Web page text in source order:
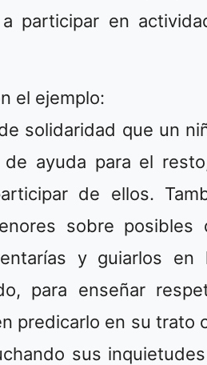
participar en
el ejemplo:
solidaridad que un
de ayuda para el
de ellos.
sobre posibles
y guiarlos en
para enseñar
predicarlo en su trato
sus